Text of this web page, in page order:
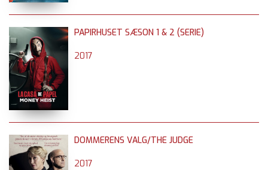
PAPIRHUSET SÆSON 1 & 2 (SERIE)
2017
DOMMERENS VALG/THE JUDGE
2017